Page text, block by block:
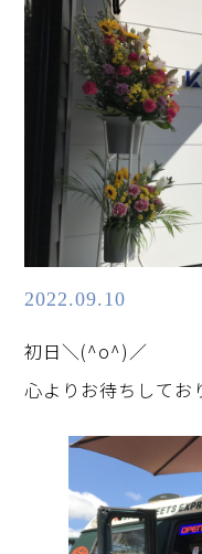
2022.09.10
初日＼(^o^)／
心よりお待ちしてお